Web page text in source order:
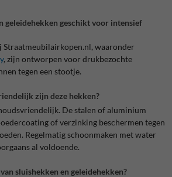
geleidehekken geschikt voor intensief
Straatmeubilairkopen.nl, waaronder
, zijn ontworpen voor drukbezochte
tegen een stootje.
zijn deze hekken?
De stalen of aluminium
of verzinking beschermen tegen
Regelmatig schoonmaken met water
al voldoende.
sluishekken en geleidehekken?